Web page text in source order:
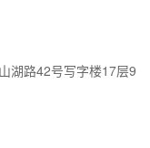
湖路42号写字楼17层9